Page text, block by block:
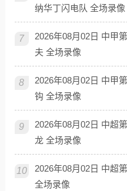
纳华丁闪电队 全场录像
7
2026年08月02日 中甲
夫 全场录像
8
2026年08月02日 中甲
钩 全场录像
9
2026年08月02日 中超
龙 全场录像
10
2026年08月02日 中超
全场录像